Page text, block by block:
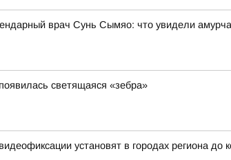
врач Сунь Сымяо: что увидели
светящаяся «зебра»
установят в городах региона до